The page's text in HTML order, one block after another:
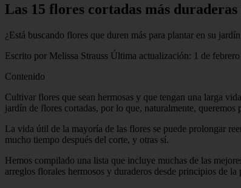
Las 15 flores cortadas más
¿Está buscando flores que duren más para plantar en su
Escrito por Melissa Strauss Última actualización: 1 de
Contenido
Cultivar flores que sean hermosas y que tengan una larga
jardín de flores cortadas, por lo que, naturalmente,
La vida útil de la mayoría de las flores se puede prolongar
mucho tiempo después del corte, y otras sí.
Hemos compilado una lista que incluye muchas de las
arreglos florales hermosos y duraderos desde principios de